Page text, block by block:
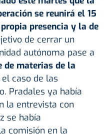
se reunirá el 15
presencia y la de
de cerrar un
autónoma pase a
de materias de la
caso de las
Pradales ya había
la entrevista con
se había
comisión en la